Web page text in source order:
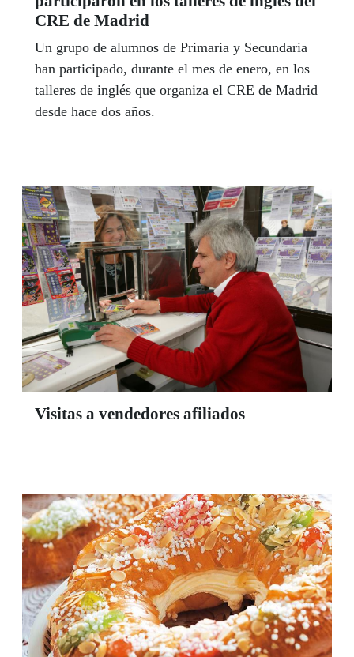
CRE de Madrid
Un grupo de alumnos de Primaria y Secundaria
han participado, durante el mes de enero, en los
talleres de inglés que organiza el CRE de Madrid
desde hace dos años.
Visitas a vendedores afiliados